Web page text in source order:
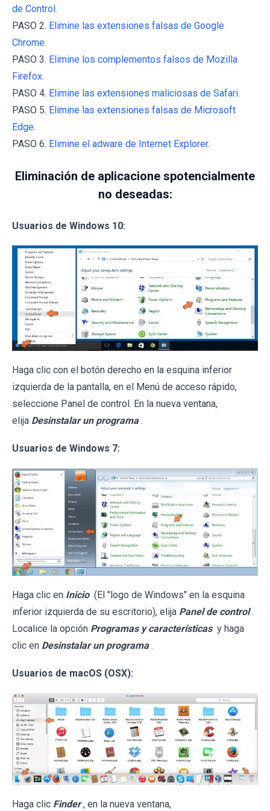
de Control.
PASO 2. Elimine las extensiones falsas de Google
Chrome.
PASO 3. Elimine los complementos falsos de Mozilla
Firefox.
PASO 4. Elimine las extensiones maliciosas de Safari.
PASO 5. Elimine las extensiones falsas de Microsoft
Edge.
PASO 6. Elimine el adware de Internet Explorer.
Eliminación de aplicacione spotencialmente
no deseadas:
Usuarios de Windows 10:
Haga clic con el botón derecho en la esquina inferior
izquierda de la pantalla, en el Menú de acceso rápido,
seleccione Panel de control. En la nueva ventana,
elija Desinstalar un programa .
Usuarios de Windows 7:
Haga clic en Inicio (El "logo de Windows" en la esquina
inferior izquierda de su escritorio), elija Panel de control .
Localice la opción Programas y características y haga
clic en Desinstalar un programa .
Usuarios de macOS (OSX):
Haga clic Finder , en la nueva ventana,